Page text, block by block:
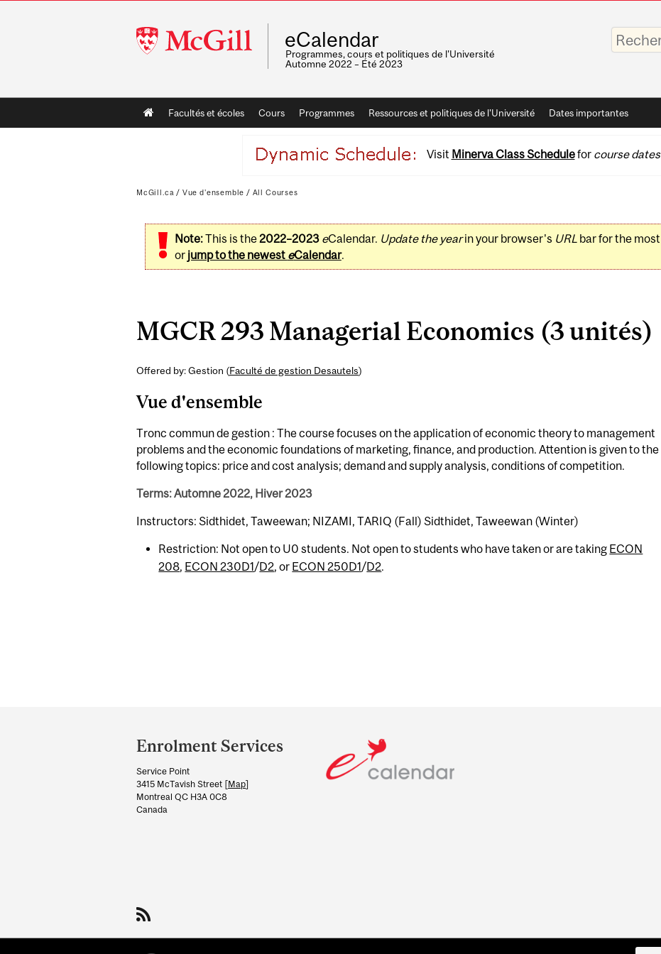
McGill
University
eCalendar
Programmes, cours et politiques de l'Université
Automne 2022 – Été 2023
Saisissez
vos
mots-
Main
navigation
Facultés et écoles Cours Programmes Ressources et politiques de l'Université Dates importantes
Visit Minerva Class Schedulefor course
McGill.ca / Vue d'ensemble / All Courses
Note:This is the2022–2023 eCalendar. Update the yearin your browser's URLbar for the
or jump to the newest eCalendar.
MGCR 293 Managerial Economics (3 unités)
Offered by: Gestion (Faculté de gestion Desautels)
Vue d'ensemble
Tronc commun de gestion : The course focuses on the application of economic theory to management
problems and the economic foundations of marketing, finance, and production. Attention is given to the
following topics: price and cost analysis; demand and supply analysis, conditions of competition.
Terms: Automne 2022, Hiver 2023
Instructors: Sidthidet, Taweewan; NIZAMI, TARIQ (Fall) Sidthidet, Taweewan (Winter)
Restriction: Not open to U0 students. Not open to students who have taken or are taking ECON
208, ECON 230D1/D2, or ECON 250D1/D2.
and
University
Information
Enrolment Services
Service Point
3415 McTavish Street [Map]
Montreal QC H3A 0C8
Canada